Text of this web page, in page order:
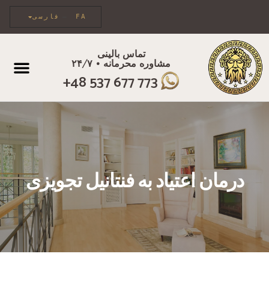
فارسی FA
تماس بالینی
مشاوره محرمانه • ۲۴/۷
+48 537 677 773
درمان اعتیاد به فنتانیل تجویزی